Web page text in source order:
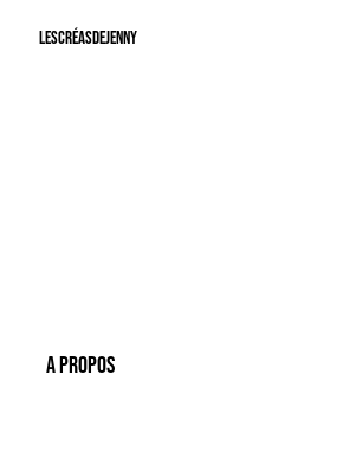
LesCréasdeJenny
A Propos